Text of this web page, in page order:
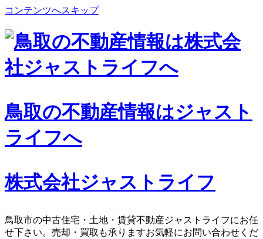
コンテンツへスキップ
鳥取の不動産情報はジャスト
ライフへ
株式会社ジャストライフ
鳥取市の中古住宅・土地・賃貸不動産ジャストライフにお任
せ下さい。売却・買取も承りますお気軽にお問い合わせくだ